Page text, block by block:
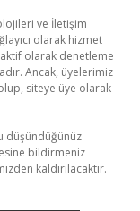
ve İletişim
olarak hizmet
olarak denetleme
Ancak, üyelerimiz
siteye üye olarak
düşündüğünüz
bildirmeniz
kaldırılacaktır.